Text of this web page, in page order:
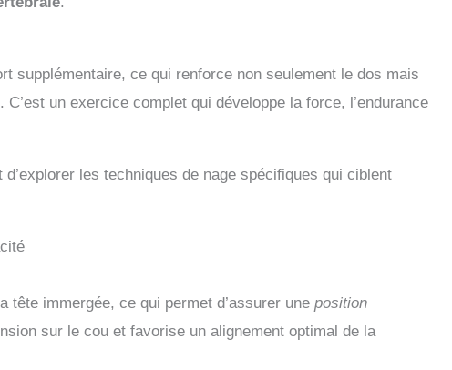
supplémentaire, ce qui renforce non seulement le dos mais
un exercice complet qui développe la force, l’endurance
les techniques de nage spécifiques qui ciblent
tête immergée, ce qui permet d’assurer uneposition
sur le cou et favorise un alignement optimal de la